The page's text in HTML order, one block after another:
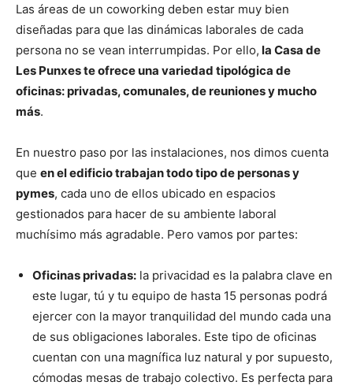
Las áreas de un coworking deben estar muy bien
diseñadas para que las dinámicas laborales de cada
persona no se vean interrumpidas. Por ello, la Casa de
Les Punxes te ofrece una variedad tipológica de
oficinas: privadas, comunales, de reuniones y mucho
más.
En nuestro paso por las instalaciones, nos dimos cuenta
que en el edificio trabajan todo tipo de personas y
pymes, cada uno de ellos ubicado en espacios
gestionados para hacer de su ambiente laboral
muchísimo más agradable. Pero vamos por partes:
Oficinas privadas: la privacidad es la palabra clave en
este lugar, tú y tu equipo de hasta 15 personas podrá
ejercer con la mayor tranquilidad del mundo cada una
de sus obligaciones laborales. Este tipo de oficinas
cuentan con una magnífica luz natural y por supuesto,
cómodas mesas de trabajo colectivo. Es perfecta para